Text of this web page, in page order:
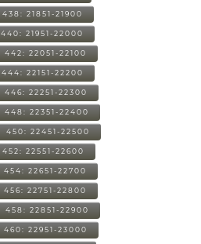
438: 21851-21900
440: 21951-22000
442: 22051-22100
444: 22151-22200
446: 22251-22300
448: 22351-22400
450: 22451-22500
452: 22551-22600
454: 22651-22700
456: 22751-22800
458: 22851-22900
460: 22951-23000